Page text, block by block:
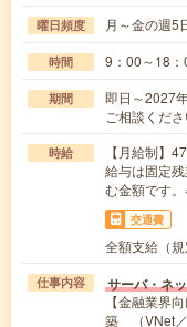
曜日頻度 月～金の週5
時間 9：00～18：
期間
即日～2027
ご相談くだ
時給
【月給制】
給与は固定
む金額です
交通費
全額支給（規
仕事内容 サーバ・ネ
【金融業界
築 （VNet